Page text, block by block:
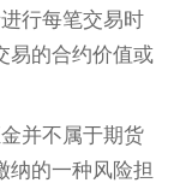
行每笔交易时
易的合约价值或
并不属于期货
纳的一种风险担